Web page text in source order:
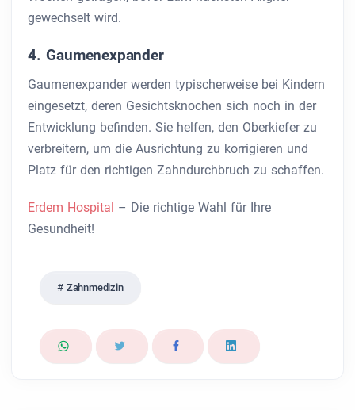
gewechselt wird.
4. Gaumenexpander
Gaumenexpander werden typischerweise bei Kindern
eingesetzt, deren Gesichtsknochen sich noch in der
Entwicklung befinden. Sie helfen, den Oberkiefer zu
verbreitern, um die Ausrichtung zu korrigieren und
Platz für den richtigen Zahndurchbruch zu schaffen.
Erdem Hospital – Die richtige Wahl für Ihre
Gesundheit!
Zahnmedizin